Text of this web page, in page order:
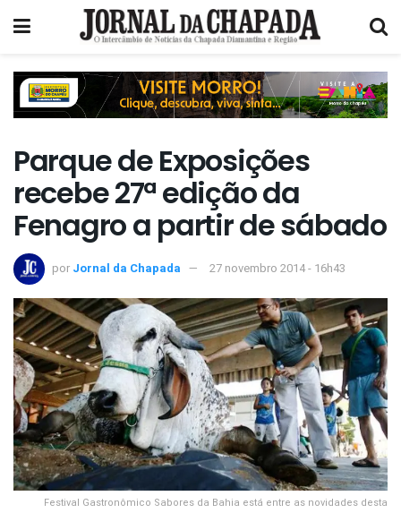
Parque de Exposições
recebe 27ª edição da
Fenagro a partir de sábado
por Jornal da Chapada 27 novembro 2014 - 16h43
Festival Gastronômico Sabores da Bahia está entre as novidades desta